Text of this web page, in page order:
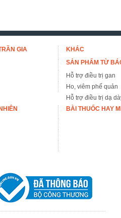
GIA
KHÁC
SẢN PHẨM TỪ
Hỗ trợ điều trị gan
Ho, viêm phế quản
Hỗ trợ điều trị dạ
BÀI THUỐC HAY